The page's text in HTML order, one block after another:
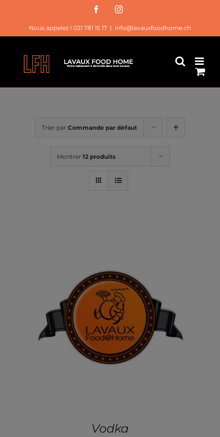
contenu
FacebookInstagram
Nous appelez ! 021 781 15 17 | info@lavauxfoodhome.ch
Trier par Commande par défaut
Montrer 12 produits
AJOUTER AU PANIER
/
DÉTAILS
Vodka